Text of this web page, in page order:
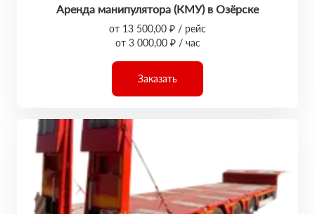
Аренда манипулятора (КМУ) в Озёрске
от 13 500,00 ₽ / рейс
от 3 000,00 ₽ / час
Заказать